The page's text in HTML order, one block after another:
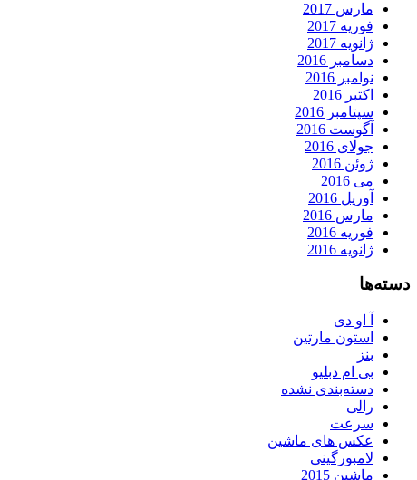
مارس 2017
فوریه 2017
ژانویه 2017
دسامبر 2016
نوامبر 2016
اکتبر 2016
سپتامبر 2016
آگوست 2016
جولای 2016
ژوئن 2016
می 2016
آوریل 2016
مارس 2016
فوریه 2016
ژانویه 2016
دسته‌ها
آ او دی
استون مارتین
بنز
بی ام دبلیو
دسته‌بندی نشده
رالی
سرعت
عکس های ماشین
لامبورگینی
ماشین 2015